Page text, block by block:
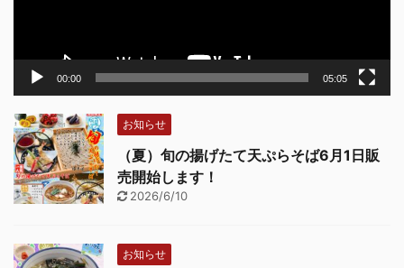
00:00 05:05
お知らせ
（夏）旬の揚げたて天ぷらそば6月1日販
売開始します！
2026/6/10
お知らせ